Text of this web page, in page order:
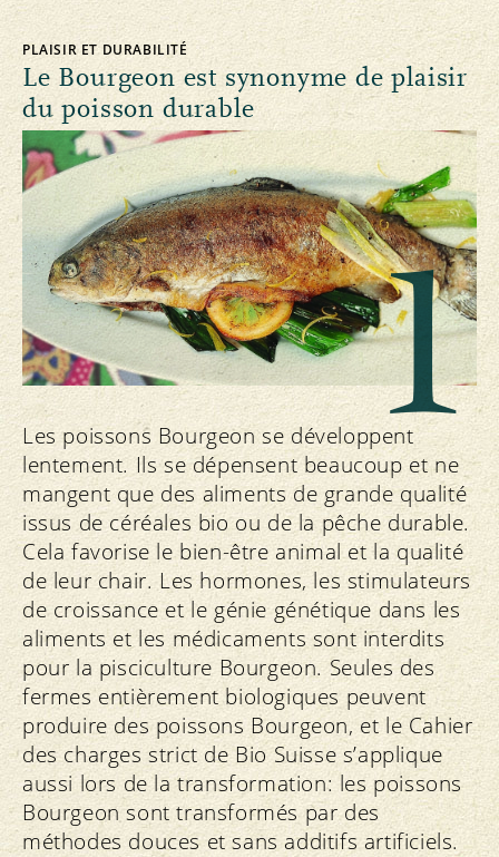
PLAISIR ET DURABILITÉ
Le Bourgeon est synonyme de plaisir
du poisson durable
1
Les poissons Bourgeon se développent
lentement. Ils se dépensent beaucoup et ne
mangent que des aliments de grande qualité
issus de céréales bio ou de la pêche durable.
Cela favorise le bien-être animal et la qualité
de leur chair. Les hormones, les stimulateurs
de croissance et le génie génétique dans les
aliments et les médicaments sont interdits
pour la pisciculture Bourgeon. Seules des
fermes entièrement biologiques peuvent
produire des poissons Bourgeon, et le Cahier
des charges strict de Bio Suisse s’applique
aussi lors de la transformation: les poissons
Bourgeon sont transformés par des
méthodes douces et sans additifs artificiels.